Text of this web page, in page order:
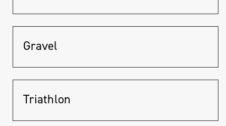
Gravel
Triathlon